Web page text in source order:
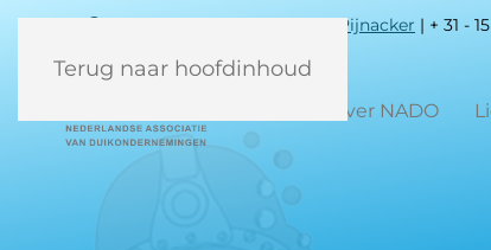
Terug naar hoofdinhoud
Ambachtsweg 27, 2641 KS Pijnacker | + 31 -
Over NADO